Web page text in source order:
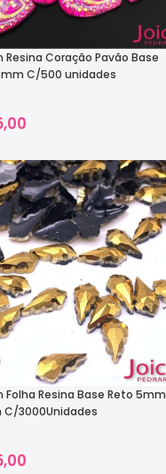
Resina Coração Pavão Base
C/500 unidades
Folha Resina Base Reto 5mm
C/3000Unidades